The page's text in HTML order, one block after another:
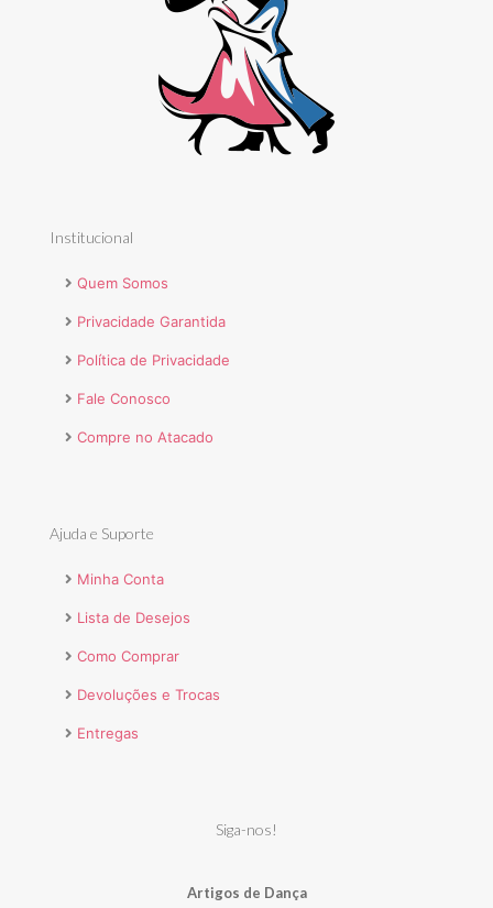
Institucional
Quem Somos
Privacidade Garantida
Política de Privacidade
Fale Conosco
Compre no Atacado
Ajuda e Suporte
Minha Conta
Lista de Desejos
Como Comprar
Devoluções e Trocas
Entregas
Siga-nos!
Artigos de Dança